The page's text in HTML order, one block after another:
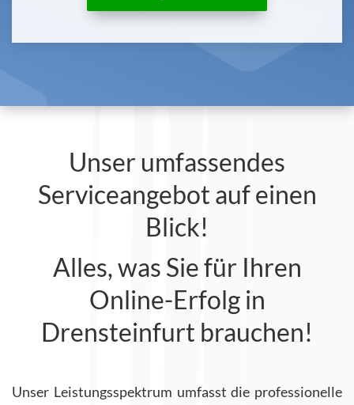
Unser umfassendes
Serviceangebot auf einen
Blick!
Alles, was Sie für Ihren
Online-Erfolg in
Drensteinfurt brauchen!
Unser Leistungsspektrum umfasst die professionelle